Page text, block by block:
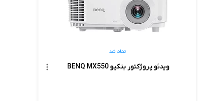
ویدئو پروژکتور بنکیو BENQ MX550
تمام شد